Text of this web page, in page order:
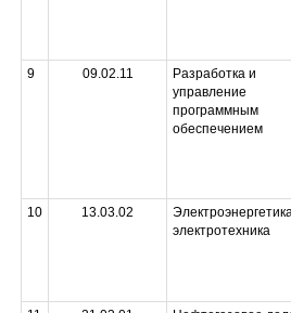
9 09.02.11
Разработка и
управление
программным
обеспечением
10 13.03.02
электротехника